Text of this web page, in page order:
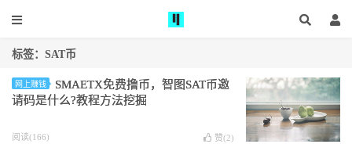
标签：SAT币
网上赚钱
SMAETX免费撸币，智图SAT币邀
请码是什么?教程方法挖掘
阅读(166) 赞(2)